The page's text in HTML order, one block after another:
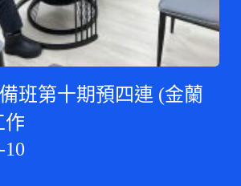
班第十期預四連 (金蘭
作
10